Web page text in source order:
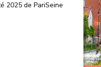
2025 de PariSeine